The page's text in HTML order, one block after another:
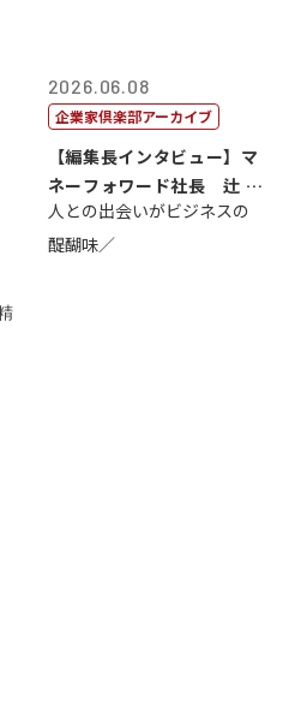
2026.06.08
企業家倶楽部アーカイブ
【編集長インタビュー】マ
ネーフォワード社長 辻 庸
介
人との出会いがビジネスの
醍醐味／